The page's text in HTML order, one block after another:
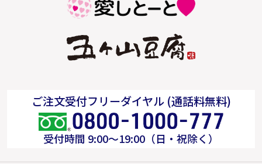
ご注文受付フリーダイヤル (通話料無料)
受付時間 9:00～19:00（日・祝除く）